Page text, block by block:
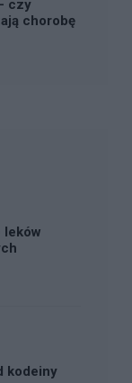
czy
chorobę
leków
kodeiny